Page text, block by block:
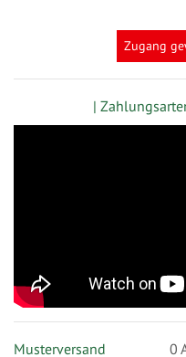
Zugang
|
Musterversand 0